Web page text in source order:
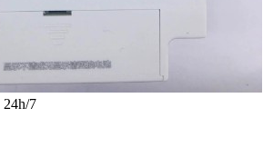
24h/7